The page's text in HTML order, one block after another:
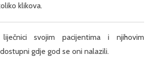
klikova.
svojim pacijentima i njihovim
gdje god se oni nalazili.